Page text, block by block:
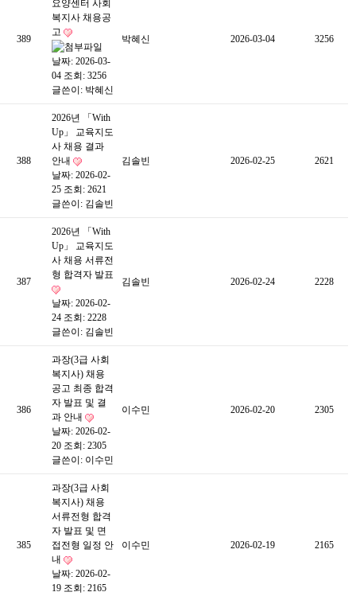
389
요양센터 사회
복지사 채용공
고
날짜: 2026-03-
04 조회: 3256
글쓴이: 박혜신
박혜신 2026-03-04 3256
388
2026년 「With
Up」 교육지도
사 채용 결과
안내
날짜: 2026-02-
25 조회: 2621
글쓴이: 김솔빈
김솔빈 2026-02-25 2621
387
2026년 「With
Up」 교육지도
사 채용 서류전
형 합격자 발표
날짜: 2026-02-
24 조회: 2228
글쓴이: 김솔빈
김솔빈 2026-02-24 2228
386
과장(3급 사회
복지사) 채용
공고 최종 합격
자 발표 및 결
과 안내
날짜: 2026-02-
20 조회: 2305
글쓴이: 이수민
이수민 2026-02-20 2305
385
과장(3급 사회
복지사) 채용
서류전형 합격
자 발표 및 면
접전형 일정 안
내
날짜: 2026-02-
19 조회: 2165
이수민 2026-02-19 2165